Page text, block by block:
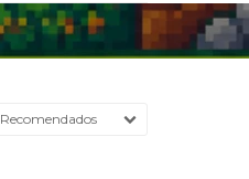
Recomendados